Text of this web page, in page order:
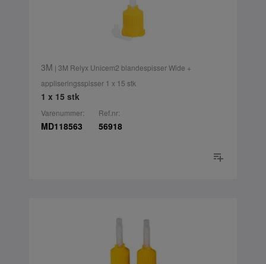
3M | 3M Relyx Unicem2 blandespisser Wide +
appliseringsspisser 1 x 15 stk
1 x 15 stk
Varenummer:
MD118563
Ref.nr:
56918